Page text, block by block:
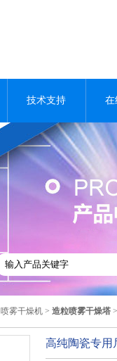
技术支持 在
喷雾干燥机 > 造粒喷雾干燥塔
高纯陶瓷专用